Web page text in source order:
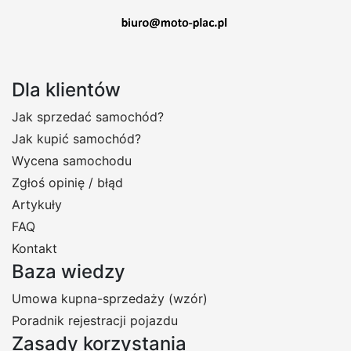
Dla klientów
Jak sprzedać samochód?
Jak kupić samochód?
Wycena samochodu
Zgłoś opinię / błąd
Artykuły
FAQ
Kontakt
Baza wiedzy
Umowa kupna-sprzedaży (wzór)
Poradnik rejestracji pojazdu
Zasady korzystania